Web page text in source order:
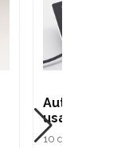
usando
10 de fevereiro